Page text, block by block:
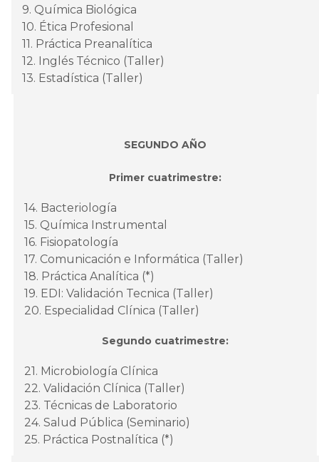
9. Química Biológica
10. Ética Profesional
11. Práctica Preanalítica
12. Inglés Técnico (Taller)
13. Estadística (Taller)
SEGUNDO AÑO
Primer cuatrimestre:
14. Bacteriología
15. Química Instrumental
16. Fisiopatología
17. Comunicación e Informática (Taller)
18. Práctica Analítica (*)
19. EDI: Validación Tecnica (Taller)
20. Especialidad Clínica (Taller)
Segundo cuatrimestre:
21. Microbiología Clínica
22. Validación Clínica (Taller)
23. Técnicas de Laboratorio
24. Salud Pública (Seminario)
25. Práctica Postnalítica (*)